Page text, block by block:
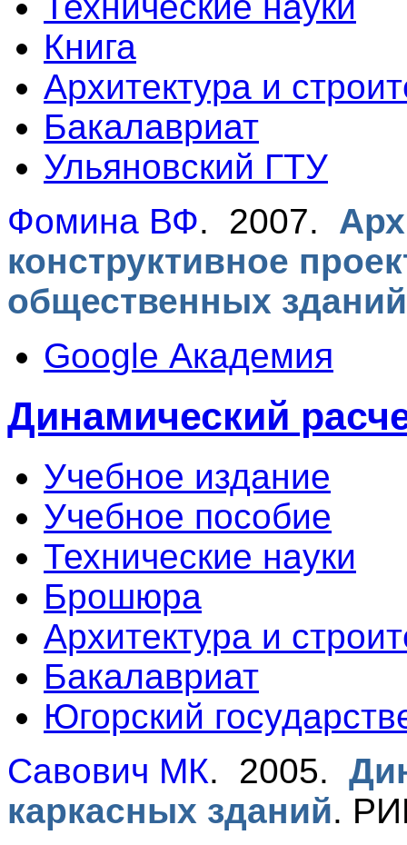
Книга
Архитектура и
Бакалавриат
Ульяновский ГТУ
Фомина ВФ. 2007.
конструктивное
общественных зданий
Google Академия
Динамический
Учебное издание
Учебное пособие
Технические науки
Брошюра
Архитектура и
Бакалавриат
Югорский
Савович МК. 2005.
каркасных зданий.